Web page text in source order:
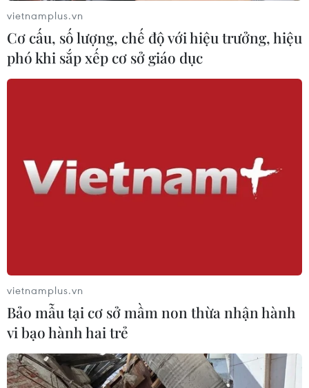
vietnamplus.vn
Cơ cấu, số lượng, chế độ với hiệu trưởng, hiệu
phó khi sắp xếp cơ sở giáo dục
vietnamplus.vn
Bảo mẫu tại cơ sở mầm non thừa nhận hành
vi bạo hành hai trẻ